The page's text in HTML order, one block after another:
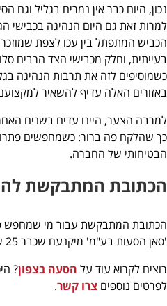
נכון, היום כבר אין נמרים בגליל וגם
למרות זאת גם היום הנהיגה בכבישי
הכביש המתפתל בין עכו לצפת
בעייתית, וחלק מכבישי הצד הרבים
כשמוסיפים לזה את תרבות הנהיגה
באזורים האלה עדיף להשאיר
למרבה הצער, היינו עדים בשנים
כך שהלקח פה ברור: כשמחפשים
הבטיחותי של החברה.
הכתובת המתבקשת
הכתובת המתבקשת עבור מי שמחפש
'סאן הסעות בע"מ' מיקנעם שכבר 25 שנים נחשבת לאחת מ
רוצים לקרוא עוד על הסעה בצפון?
לפרטים נוספים צרו קשר.